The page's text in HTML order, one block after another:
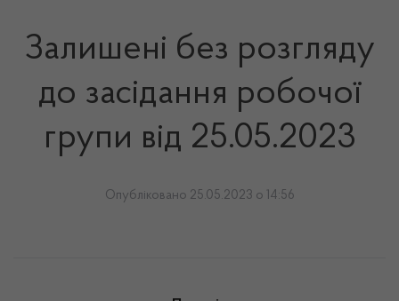
Залишені без розгляду
до засідання робочої
групи від 25.05.2023
Опубліковано 25.05.2023 о 14:56